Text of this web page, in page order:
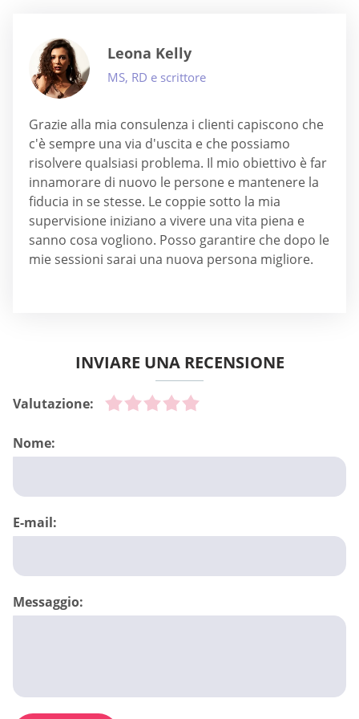
Leona Kelly
MS, RD e scrittore
Grazie alla mia consulenza i clienti capiscono che
c'è sempre una via d'uscita e che possiamo
risolvere qualsiasi problema. Il mio obiettivo è far
innamorare di nuovo le persone e mantenere la
fiducia in se stesse. Le coppie sotto la mia
supervisione iniziano a vivere una vita piena e
sanno cosa vogliono. Posso garantire che dopo le
mie sessioni sarai una nuova persona migliore.
INVIARE UNA RECENSIONE
Valutazione:
Nome:
E-mail:
Messaggio: